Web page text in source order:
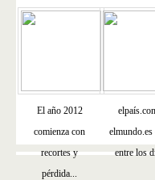
El año 2012
comienza con
recortes y
pérdida...
elmundo.es
entre los